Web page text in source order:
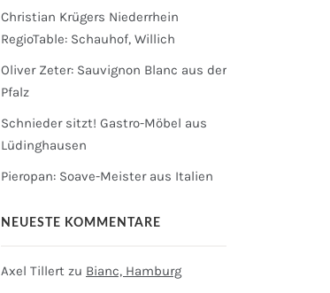
Christian Krügers Niederrhein
RegioTable: Schauhof, Willich
Oliver Zeter: Sauvignon Blanc aus der
Pfalz
Schnieder sitzt! Gastro-Möbel aus
Lüdinghausen
Pieropan: Soave-Meister aus Italien
NEUESTE KOMMENTARE
Axel Tillert zu Bianc, Hamburg